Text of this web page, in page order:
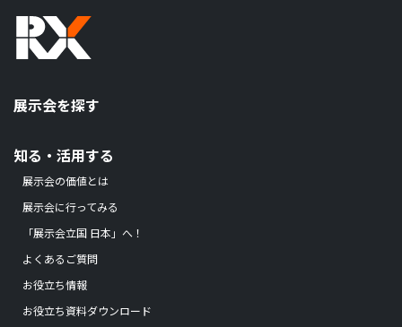
展示会を探す
知る・活用する
展示会の価値とは
展示会に行ってみる
「展示会立国 日本」へ！
よくあるご質問
お役立ち情報
お役立ち資料ダウンロード